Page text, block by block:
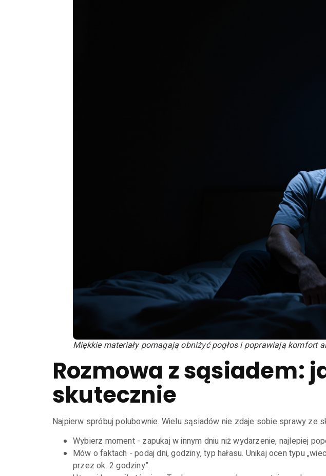
Miękkie materiały pomagają obniżyć pogłos i poprawiają komfort
Rozmowa z sąsiadem:
skutecznie
Najpierw spróbuj polubownie. Wielu sąsiadów nie zdaje sobie sprawy
Wybierz moment - zapukaj w innym dniu niż wydarzenie, najlepiej
Mów o faktach - podaj dni, godziny, typ hałasu. Unikaj ocen typu
przez ok. 2 godziny”.